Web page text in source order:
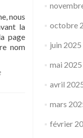
nous
la
page
nom
octobre
juin 2025
mai 2025
avril
mars
février